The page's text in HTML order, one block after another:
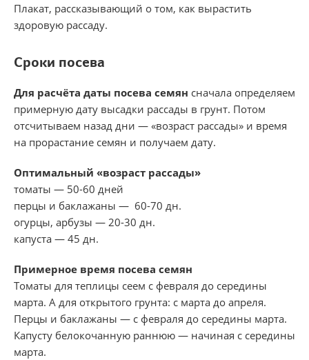
Плакат, рассказывающий о том, как вырастить
здоровую рассаду.
Сроки посева
Для расчёта даты посева семян сначала определяем
примерную дату высадки рассады в грунт. Потом
отсчитываем назад дни — «возраст рассады» и время
на прорастание семян и получаем дату.
Оптимальный «возраст рассады»
томаты — 50-60 дней
перцы и баклажаны — 60-70 дн.
огурцы, арбузы — 20-30 дн.
капуста — 45 дн.
Примерное время посева семян
Томаты для теплицы сеем с февраля до середины
марта. А для открытого грунта: с марта до апреля.
Перцы и баклажаны — с февраля до середины марта.
Капусту белокочанную раннюю — начиная с середины
марта.